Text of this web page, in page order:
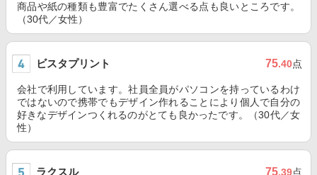
商品や紙の種類も豊富でたくさん選べる点も良いところです。
（30代／女性）
ビスタプリント 75.40点
会社で利用しています。社員全員がパソコンを持っているわけ
ではないので携帯でもデザイン作れることにより個人で自分の
好きなデザインつくれるのがとても良かったです。（30代／女
性）
ラクスル 75.39点